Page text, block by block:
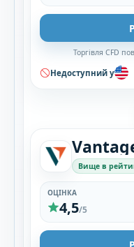
Торгівля CFD
Недоступний у
Вище в
ОЦІНКА
4,5/5